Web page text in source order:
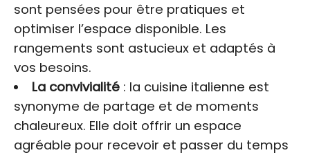
sont pensées pour être pratiques et
optimiser l’espace disponible. Les
rangements sont astucieux et adaptés à
vos besoins.
La convivialité: la cuisine italienne est
synonyme de partage et de moments
chaleureux. Elle doit offrir un espace
agréable pour recevoir et passer du temps